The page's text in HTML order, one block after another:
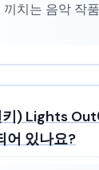
치는 음악 작
) Lights Out
어 있나요?